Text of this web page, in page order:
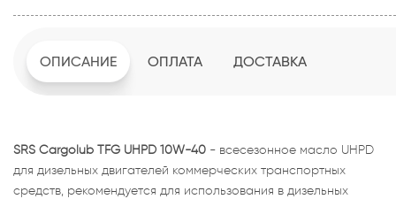
ОПИСАНИЕ ОПЛАТА ДОСТАВКА
SRS Cargolub TFG UHPD 10W-40 - всесезонное масло UHPD
для дизельных двигателей коммерческих транспортных
средств, рекомендуется для использования в дизельных